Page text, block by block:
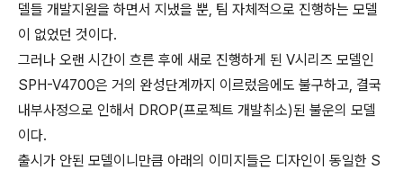
델들 개발지원을 하면서 지냈을 뿐, 팀 자체적으로 진행하는 모델
이 없었던 것이다.
그러나 오랜 시간이 흐른 후에 새로 진행하게 된 V시리즈 모델인
SPH-V4700은 거의 완성단계까지 이르렀음에도 불구하고, 결국
내부사정으로 인해서 DROP(프로젝트 개발취소)된 불운의 모델
이다.
출시가 안된 모델이니만큼 아래의 이미지들은 디자인이 동일한 S